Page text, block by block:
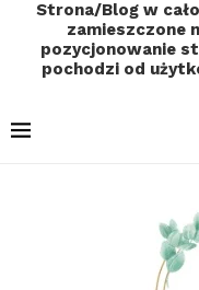
Strona/Blog w
zamieszczone
pozycjonowanie
pochodzi od